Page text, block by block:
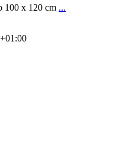
100 x 120 cm ...